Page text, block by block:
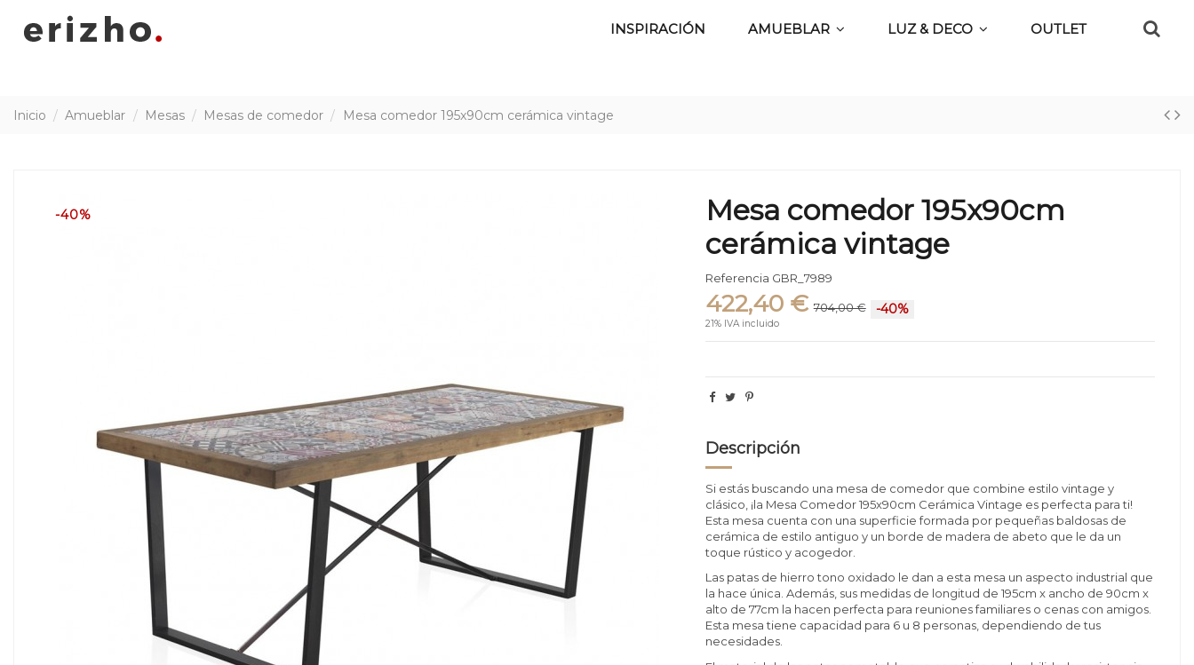
INSPIRACIÓN AMUEBLAR LUZ & DECO OUTLET
Inicio Amueblar Mesas Mesas de comedor Mesa comedor 195x90cm cerámica vintage
-40%
Mesa comedor 195x90cm
cerámica vintage
Referencia GBR_7989
422,40 € 704,00 € -40%
21% IVA incluido
Descripción
Si estás buscando una mesa de comedor que combine estilo vintage y
clásico, ¡la Mesa Comedor 195x90cm Cerámica Vintage es perfecta para ti!
Esta mesa cuenta con una superficie formada por pequeñas baldosas de
cerámica de estilo antiguo y un borde de madera de abeto que le da un
toque rústico y acogedor.
Las patas de hierro tono oxidado le dan a esta mesa un aspecto industrial que
la hace única. Además, sus medidas de longitud de 195cm x ancho de 90cm x
alto de 77cm la hacen perfecta para reuniones familiares o cenas con amigos.
Esta mesa tiene capacidad para 6 u 8 personas, dependiendo de tus
necesidades.